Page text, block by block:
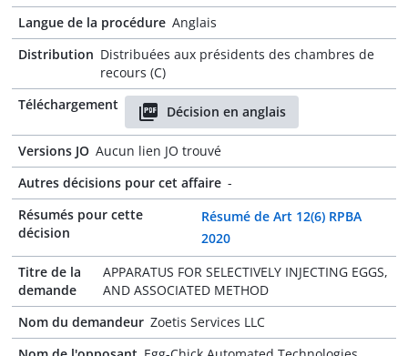
Langue de la procédure Anglais
Distribution Distribuées aux présidents des chambres de
recours (C)
Téléchargement
Décision en anglais
Versions JO Aucun lien JO trouvé
Autres décisions pour cet affaire -
Résumés pour cette
décision
Résumé de Art 12(6) RPBA
2020
Titre de la
demande
APPARATUS FOR SELECTIVELY INJECTING EGGS,
AND ASSOCIATED METHOD
Nom du demandeur Zoetis Services LLC